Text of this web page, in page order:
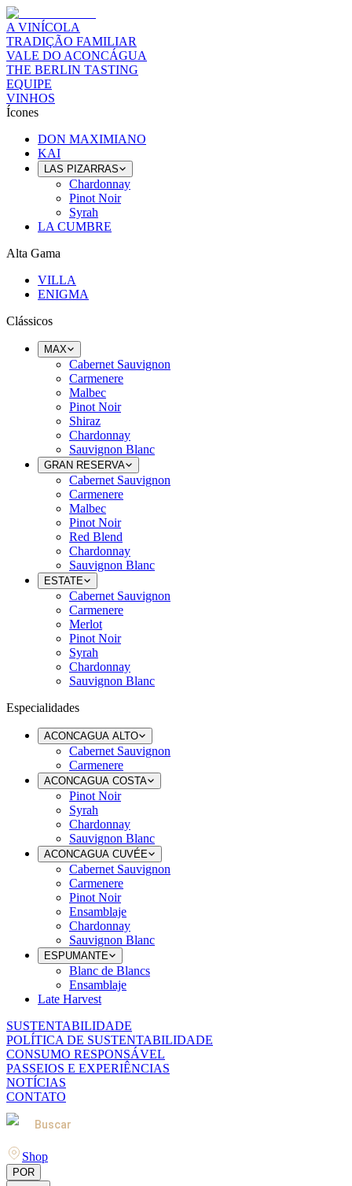
A VINÍCOLA
TRADIÇÃO FAMILIAR
VALE DO ACONCÁGUA
THE BERLIN TASTING
EQUIPE
VINHOS
Ícones
DON MAXIMIANO
KAI
LAS PIZARRAS
Chardonnay
Pinot Noir
Syrah
LA CUMBRE
Alta Gama
VILLA
ENIGMA
Clássicos
MAX
Cabernet Sauvignon
Carmenere
Malbec
Pinot Noir
Shiraz
Chardonnay
Sauvignon Blanc
GRAN RESERVA
Cabernet Sauvignon
Carmenere
Malbec
Pinot Noir
Red Blend
Chardonnay
Sauvignon Blanc
ESTATE
Cabernet Sauvignon
Carmenere
Merlot
Pinot Noir
Syrah
Chardonnay
Sauvignon Blanc
Especialidades
ACONCAGUA ALTO
Cabernet Sauvignon
Carmenere
ACONCAGUA COSTA
Pinot Noir
Syrah
Chardonnay
Sauvignon Blanc
ACONCAGUA CUVÉE
Cabernet Sauvignon
Carmenere
Pinot Noir
Ensamblaje
Chardonnay
Sauvignon Blanc
ESPUMANTE
Blanc de Blancs
Ensamblaje
Late Harvest
SUSTENTABILIDADE
POLÍTICA DE SUSTENTABILIDADE
CONSUMO RESPONSÁVEL
PASSEIOS E EXPERIÊNCIAS
NOTÍCIAS
CONTATO
Buscar
Shop
POR